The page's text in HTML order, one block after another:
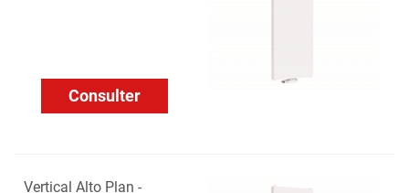
Consulter
Vertical Alto Plan -